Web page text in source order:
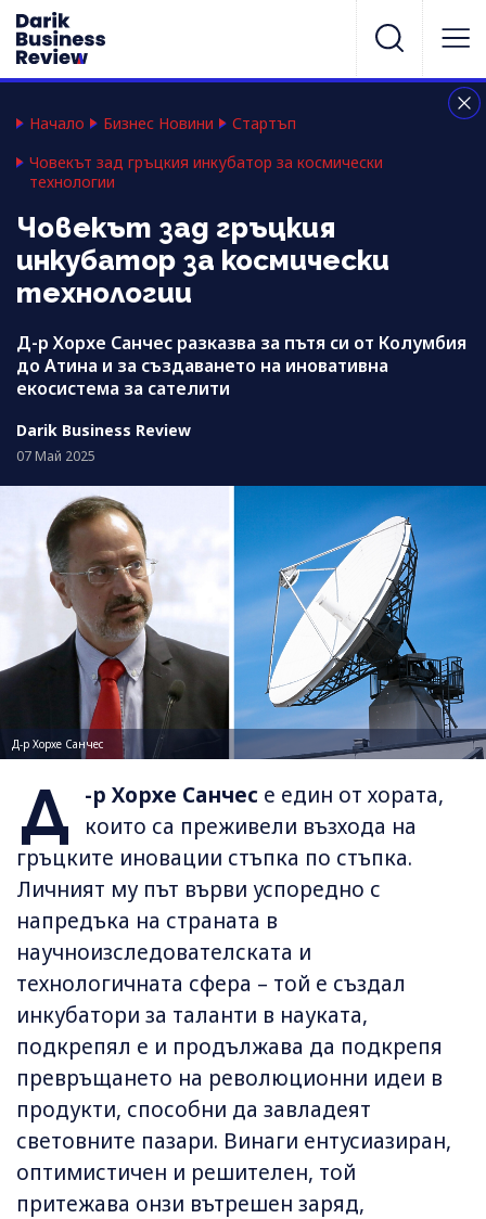
Начало Бизнес Новини
Стартъп
Човекът зад гръцкия инкубатор за космически
технологии
Човекът зад гръцкия
инкубатор за космически
технологии
Д-р Хорхе Санчес разказва за пътя си от Колумбия
до Атина и за създаването на иновативна
екосистема за сателити
Darik Business Review
07 Май 2025
Д-р Хорхе Санчес
Д -р Хорхе Санчес е един от хората,
които са преживели възхода на
гръцките иновации стъпка по стъпка.
Личният му път върви успоредно с
напредъка на страната в
научноизследователската и
технологичната сфера – той е създал
инкубатори за таланти в науката,
подкрепял е и продължава да подкрепя
превръщането на революционни идеи в
продукти, способни да завладеят
световните пазари. Винаги ентусиазиран,
оптимистичен и решителен, той
притежава онзи вътрешен заряд,